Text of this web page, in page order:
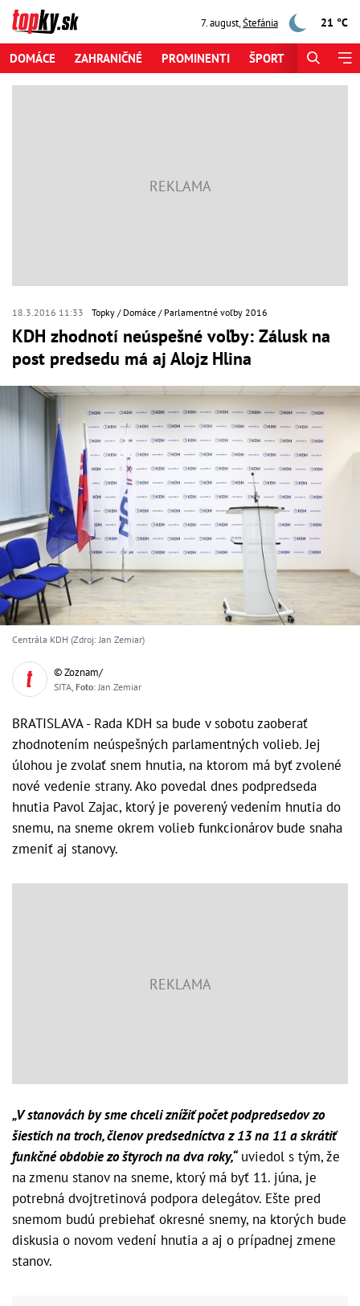
7. august,Štefánia 21 °C
DOMÁCE ZAHRANIČNÉ PROMINENTI ŠPORT
18.3.2016 11:33 Topky Domáce Parlamentné voľby 2016
KDH zhodnotí neúspešné voľby: Zálusk na
post predsedu má aj Alojz Hlina
Centrála KDH (Zdroj: Jan Zemiar)
© Zoznam/
SITA, Foto: Jan Zemiar
BRATISLAVA - Rada KDH sa bude v sobotu zaoberať
zhodnotením neúspešných parlamentných volieb. Jej
úlohou je zvolať snem hnutia, na ktorom má byť zvolené
nové vedenie strany. Ako povedal dnes podpredseda
hnutia Pavol Zajac, ktorý je poverený vedením hnutia do
snemu, na sneme okrem volieb funkcionárov bude snaha
zmeniť aj stanovy.
„V stanovách by sme chceli znížiť počet podpredsedov zo
šiestich na troch, členov predsedníctva z 13 na 11 a skrátiť
funkčné obdobie zo štyroch na dva roky,“uviedol s tým, že
na zmenu stanov na sneme, ktorý má byť 11. júna, je
potrebná dvojtretinová podpora delegátov. Ešte pred
snemom budú prebiehať okresné snemy, na ktorých bude
diskusia o novom vedení hnutia a aj o prípadnej zmene
stanov.